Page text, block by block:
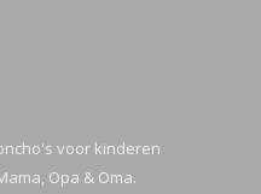
voor kinderen
Opa & Oma.